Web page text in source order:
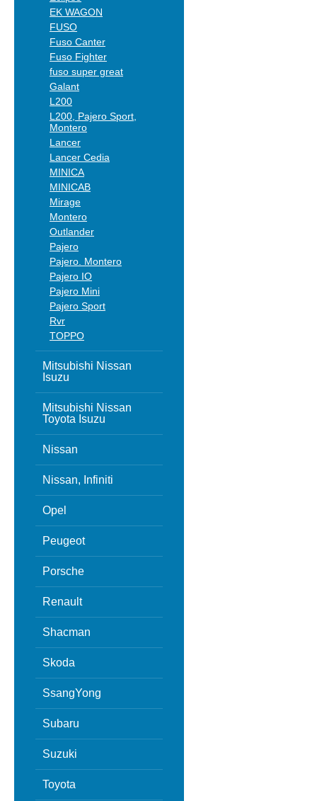
EK WAGON
FUSO
Fuso Canter
Fuso Fighter
fuso super great
Galant
L200
L200, Pajero Sport,
Montero
Lancer
Lancer Cedia
MINICA
MINICAB
Mirage
Montero
Outlander
Pajero
Pajero. Montero
Pajero IO
Pajero Mini
Pajero Sport
Rvr
TOPPO
Mitsubishi Nissan
Isuzu
Mitsubishi Nissan
Toyota Isuzu
Nissan
Nissan, Infiniti
Opel
Peugeot
Porsche
Renault
Shacman
Skoda
SsangYong
Subaru
Suzuki
Toyota